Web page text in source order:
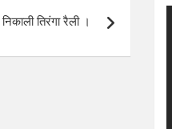
तिरंगा रैली ।